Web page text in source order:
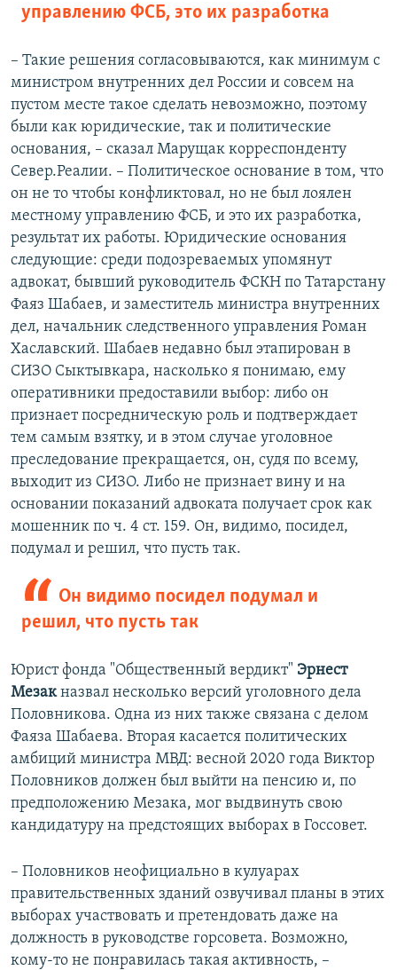
управлению ФСБ, это их разработка
– Такие решения согласовываются, как минимум с
министром внутренних дел России и совсем на
пустом месте такое сделать невозможно, поэтому
были как юридические, так и политические
основания, – сказал Марущак корреспонденту
Север.Реалии. – Политическое основание в том, что
он не то чтобы конфликтовал, но не был лоялен
местному управлению ФСБ, и это их разработка,
результат их работы. Юридические основания
следующие: среди подозреваемых упомянут
адвокат, бывший руководитель ФСКН по Татарстану
Фаяз Шабаев, и заместитель министра внутренних
дел, начальник следственного управления Роман
Хаславский. Шабаев недавно был этапирован в
СИЗО Сыктывкара, насколько я понимаю, ему
оперативники предоставили выбор: либо он
признает посредническую роль и подтверждает
тем самым взятку, и в этом случае уголовное
преследование прекращается, он, судя по всему,
выходит из СИЗО. Либо не признает вину и на
основании показаний адвоката получает срок как
мошенник по ч. 4 ст. 159. Он, видимо, посидел,
подумал и решил, что пусть так.
Он видимо посидел подумал и
решил, что пусть так
Юрист фонда "Общественный вердикт" Эрнест
Мезакназвал несколько версий уголовного дела
Половникова. Одна из них также связана с делом
Фаяза Шабаева. Вторая касается политических
амбиций министра МВД: весной 2020 года Виктор
Половников должен был выйти на пенсию и, по
предположению Мезака, мог выдвинуть свою
кандидатуру на предстоящих выборах в Госсовет.
– Половников неофициально в кулуарах
правительственных зданий озвучивал планы в этих
выборах участвовать и претендовать даже на
должность в руководстве горсовета. Возможно,
кому-то не понравилась такая активность, –